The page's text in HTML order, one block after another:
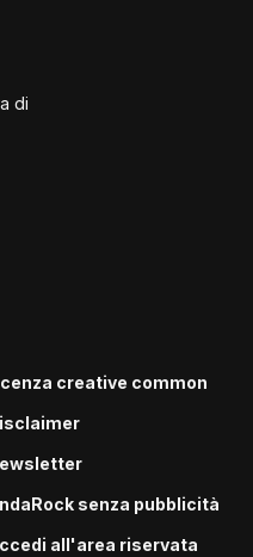
di
creative common
senza pubblicità
all'area riservata